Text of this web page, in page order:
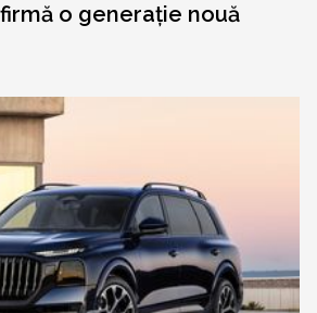
o generație nouă